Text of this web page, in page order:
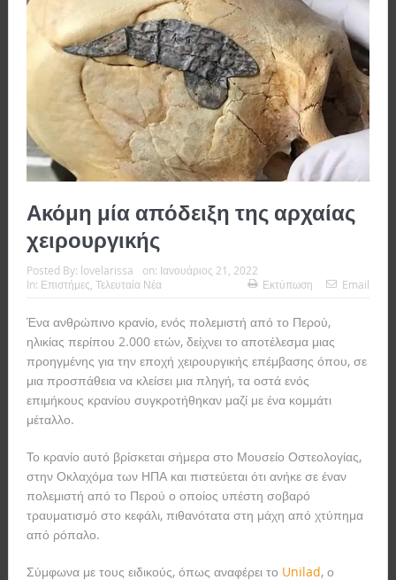
Ακόμη μία απόδειξη της αρχαίας
χειρουργικής
Posted By: lovelarissa on: Ιανουάριος 21, 2022
In: Επιστήμες, Τελευταία Νέα Εκτύπωση Email
Ένα ανθρώπινο κρανίο, ενός πολεμιστή από το Περού,
ηλικίας περίπου 2.000 ετών, δείχνει το αποτέλεσμα μιας
προηγμένης για την εποχή χειρουργικής επέμβασης όπου, σε
μια προσπάθεια να κλείσει μια πληγή, τα οστά ενός
επιμήκους κρανίου συγκροτήθηκαν μαζί με ένα κομμάτι
μέταλλο.
Το κρανίο αυτό βρίσκεται σήμερα στο Μουσείο Οστεολογίας,
στην Οκλαχόμα των ΗΠΑ και πιστεύεται ότι ανήκε σε έναν
πολεμιστή από το Περού ο οποίος υπέστη σοβαρό
τραυματισμό στο κεφάλι, πιθανότατα στη μάχη από χτύπημα
από ρόπαλο.
Σύμφωνα με τους ειδικούς, όπως αναφέρει το Unilad, ο